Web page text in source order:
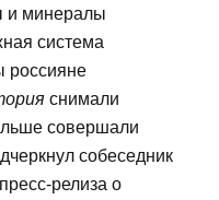
и минералы
система
россияне
снимали
совершали
собеседник
релиза о